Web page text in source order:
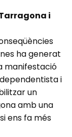
i
ha generat
manifestació
i
un
amb una
ens fa més